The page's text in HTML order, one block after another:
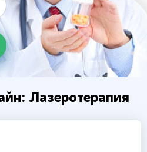
Лазеротерапия